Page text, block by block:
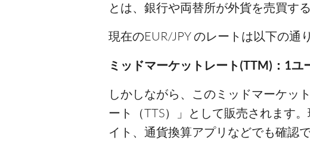
とは、銀行や両替所が外貨を売買す
現在のEUR/JPY のレートは以下の通
ミッドマーケットレート(TTM)：1ユ
しかしながら、このミッドマーケッ
ート（TTS）」として販売されます
イト、通貨換算アプリなどでも確認で